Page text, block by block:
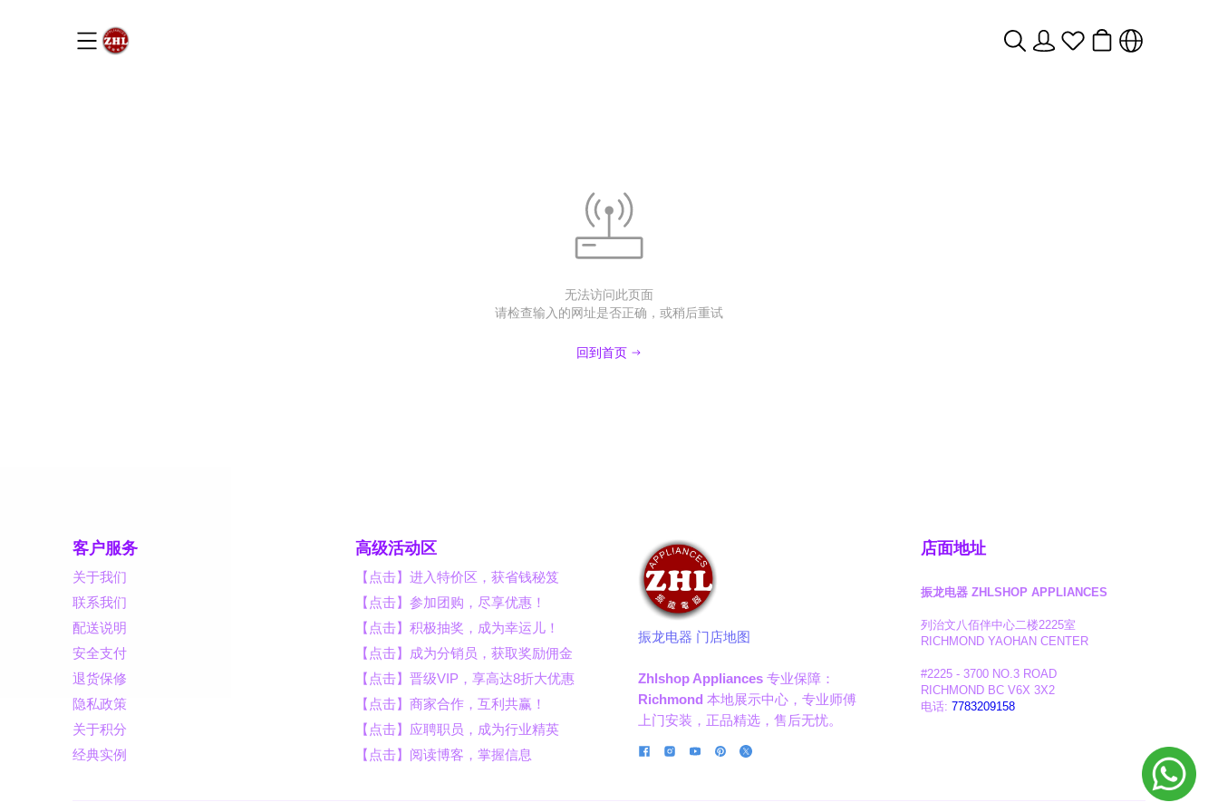
无法访问此页面
请检查输入的网址是否正确，或稍后重试
回到首页
客户服务
关于我们
联系我们
配送说明
安全支付
退货保修
隐私政策
关于积分
经典实例
高级活动区
【点击】进入特价区，获省钱秘笈
【点击】参加团购，尽享优惠！
【点击】积极抽奖，成为幸运儿！
【点击】成为分销员，获取奖励佣金
【点击】晋级VIP，享高达8折大优惠
【点击】商家合作，互利共赢！
【点击】应聘职员，成为行业精英
【点击】阅读博客，掌握信息
振龙电器 门店地图
Zhlshop Appliances 专业保障：
Richmond 本地展示中心，专业师傅
上门安装，正品精选，售后无忧。
店面地址
振龙电器 ZHLSHOP APPLIANCES
列治文八佰伴中心二楼2225室
RICHMOND YAOHAN CENTER
#2225 - 3700 NO.3 ROAD
RICHMOND BC V6X 3X2
电话: 7783209158